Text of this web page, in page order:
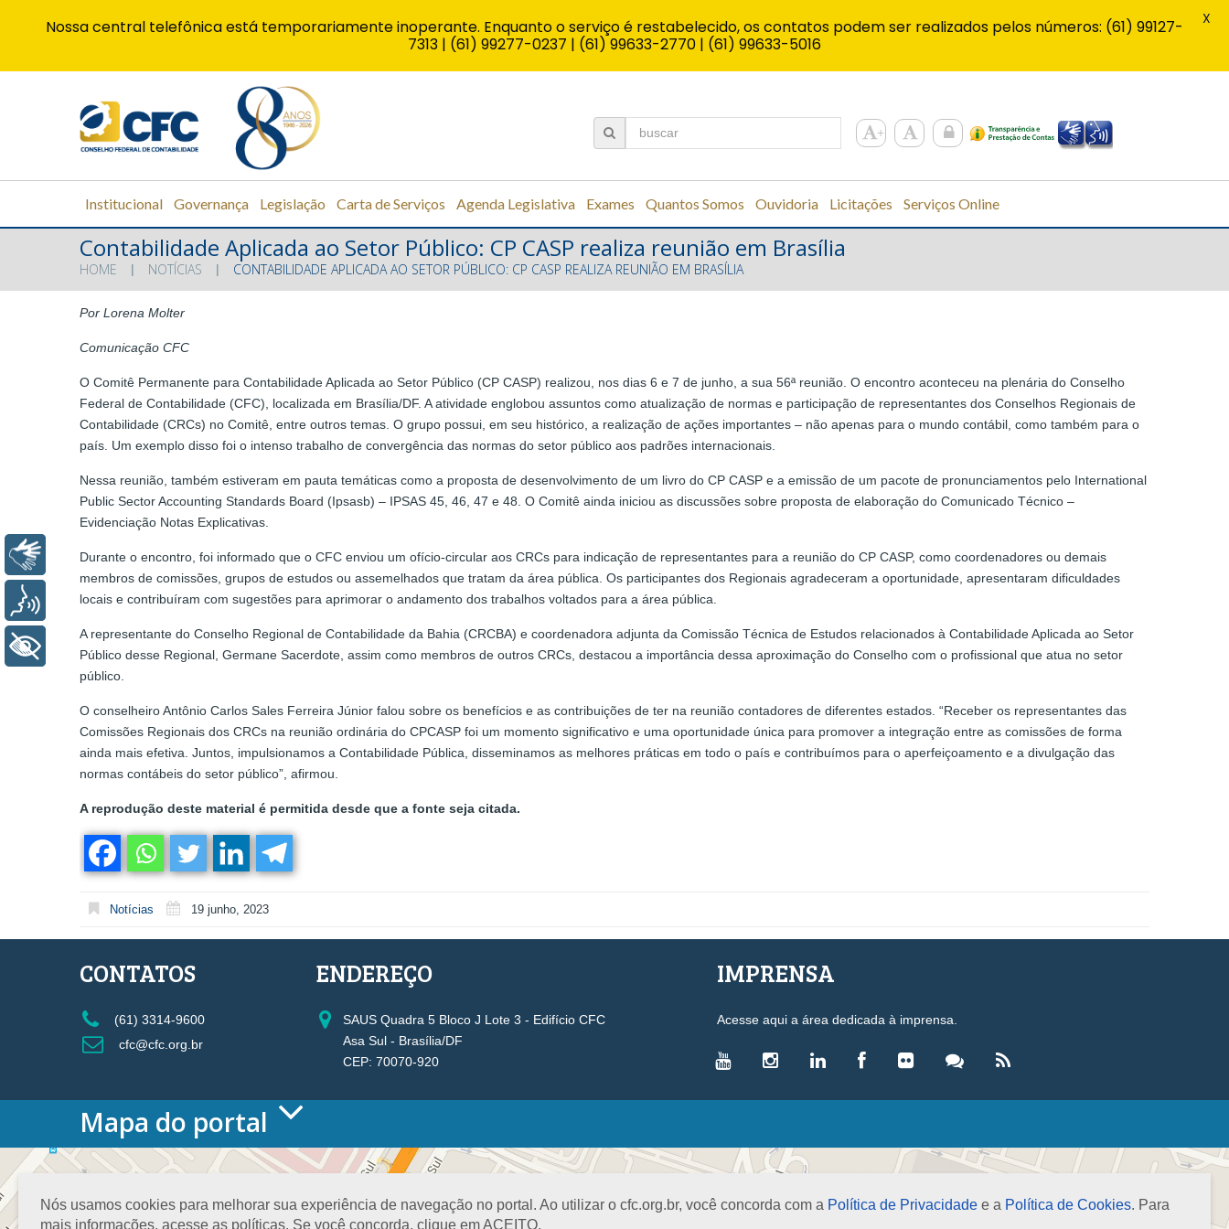
Institucional Governança Legislação Carta de Serviços Agenda Legislativa Exames Quantos Somos Ouvidoria Licitações Serviços Online
Contabilidade Aplicada ao Setor Público: CP CASP realiza reunião em Brasília
HOME NOTÍCIAS CONTABILIDADE APLICADA AO SETOR PÚBLICO: CP CASP REALIZA REUNIÃO EM BRASÍLIA
Por Lorena Molter
Comunicação CFC
O Comitê Permanente para Contabilidade Aplicada ao Setor Público (CP CASP) realizou, nos dias 6 e 7 de junho, a sua 56ª reunião. O encontro aconteceu na plenária do Conselho
Federal de Contabilidade (CFC), localizada em Brasília/DF. A atividade englobou assuntos como atualização de normas e participação de representantes dos Conselhos Regionais de
Contabilidade (CRCs) no Comitê, entre outros temas. O grupo possui, em seu histórico, a realização de ações importantes – não apenas para o mundo contábil, como também para o
país. Um exemplo disso foi o intenso trabalho de convergência das normas do setor público aos padrões internacionais.
Nessa reunião, também estiveram em pauta temáticas como a proposta de desenvolvimento de um livro do CP CASP e a emissão de um pacote de pronunciamentos pelo International
Public Sector Accounting Standards Board (Ipsasb) – IPSAS 45, 46, 47 e 48. O Comitê ainda iniciou as discussões sobre proposta de elaboração do Comunicado Técnico –
Evidenciação Notas Explicativas.
Durante o encontro, foi informado que o CFC enviou um ofício-circular aos CRCs para indicação de representantes para a reunião do CP CASP, como coordenadores ou demais
membros de comissões, grupos de estudos ou assemelhados que tratam da área pública. Os participantes dos Regionais agradeceram a oportunidade, apresentaram dificuldades
locais e contribuíram com sugestões para aprimorar o andamento dos trabalhos voltados para a área pública.
A representante do Conselho Regional de Contabilidade da Bahia (CRCBA) e coordenadora adjunta da Comissão Técnica de Estudos relacionados à Contabilidade Aplicada ao Setor
Público desse Regional, Germane Sacerdote, assim como membros de outros CRCs, destacou a importância dessa aproximação do Conselho com o profissional que atua no setor
público.
O conselheiro Antônio Carlos Sales Ferreira Júnior falou sobre os benefícios e as contribuições de ter na reunião contadores de diferentes estados. “Receber os representantes das
Comissões Regionais dos CRCs na reunião ordinária do CPCASP foi um momento significativo e uma oportunidade única para promover a integração entre as comissões de forma
ainda mais efetiva. Juntos, impulsionamos a Contabilidade Pública, disseminamos as melhores práticas em todo o país e contribuímos para o aperfeiçoamento e a divulgação das
normas contábeis do setor público”, afirmou.
A reprodução deste material é permitida desde que a fonte seja citada.
Notícias 19 junho, 2023
Nós usamos cookies para melhorar sua experiência de navegação no portal. Ao utilizar o cfc.org.br, você concorda com a Política de Privacidade e a Política de Cookies. Para
mais informações, acesse as políticas. Se você concorda, clique em ACEITO.
CONTATOS
(61) 3314-9600
cfc@cfc.org.br
ENDEREÇO
SAUS Quadra 5 Bloco J Lote 3 - Edifício CFC
Asa Sul - Brasília/DF
CEP: 70070-920
IMPRENSA
Acesse aqui a área dedicada à imprensa.
Mapa do portal
HOME
O CONSELHO
Conselho Diretor
Nossa Sede
VICE-PRESIDÊNCIAS
Administrativa
Controle Interno
Desenvolvimento Profissional
LEGISLAÇÃO
Leis
Decretos-Lei
Nossa central telefônica está temporariamente inoperante. Enquanto o serviço é restabelecido, os contatos podem ser realizados pelos números: (61) 99127-
7313 | (61) 99277-0237 | (61) 99633-2770 | (61) 99633-5016
X
Libras
Voz
+ Acessibilidade